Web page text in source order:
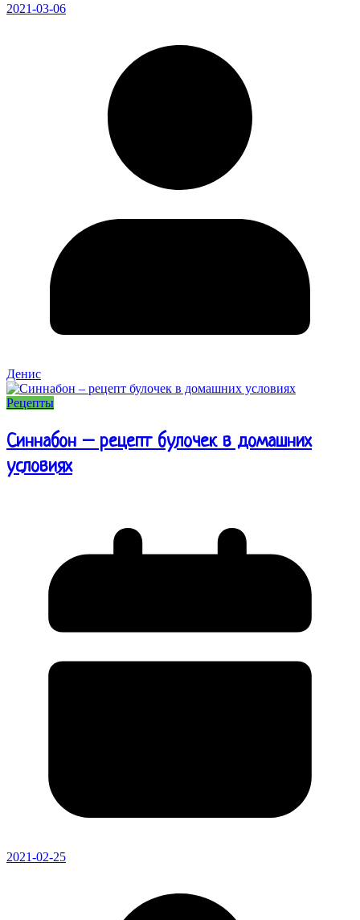
2021-03-06
Денис
Рецепты
Синнабон – рецепт булочек в домашних
условиях
2021-02-25